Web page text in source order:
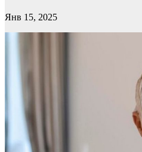
Янв 15, 2025